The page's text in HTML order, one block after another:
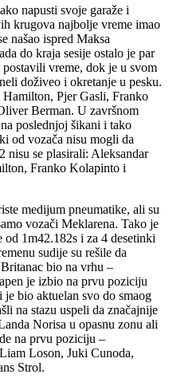
napusti svoje garaže i
krugova najbolje vreme imao
našao ispred Maksa
do kraja sesije ostalo je par
vreme, dok je u svom
doživeo i okretanje u pesku.
Pjer Gasli, Franko
Berman. U završnom
poslednjoj šikani i tako
od vozača nisu mogli da
nisu se plasirali: Aleksandar
Franko Kolapinto i
medijum pneumatike, ali su
vozači Meklarena. Tako je
1m42.182s i za 4 desetinki
sudije su rešile da
bio na vrhu –
je izbio na prvu poziciju
bio aktuelan svo do smaog
na stazu uspeli da značajnije
Norisa u opasnu zonu ali
na prvu poziciju –
Loson, Juki Cunoda,
Strol.